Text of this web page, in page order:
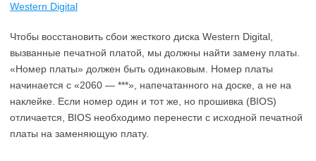
Western Digital
Чтобы восстановить сбои жесткого диска Western Digital,
вызванные печатной платой, мы должны найти замену платы.
«Номер платы» должен быть одинаковым. Номер платы
начинается с «2060 — ***», напечатанного на доске, а не на
наклейке. Если номер один и тот же, но прошивка (BIOS)
отличается, BIOS необходимо перенести с исходной печатной
платы на заменяющую плату.